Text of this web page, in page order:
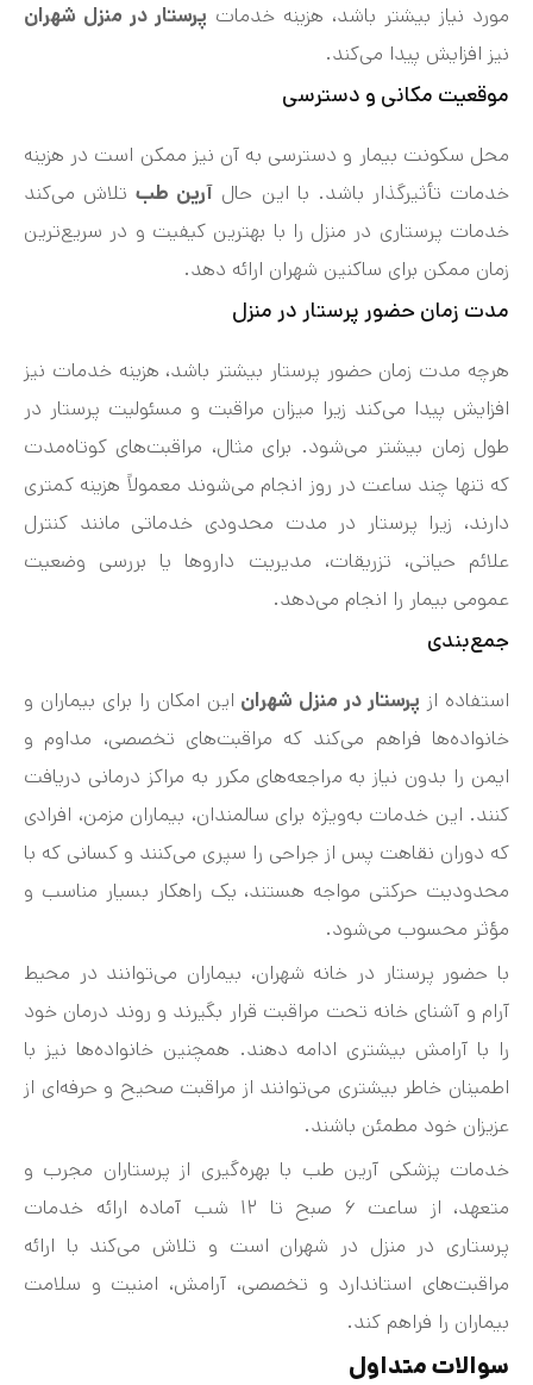
مورد نیاز بیشتر باشد، هزینه خدمات پرستار در منزل شهران
نیز افزایش پیدا می‌کند.
موقعیت مکانی و دسترسی
محل سکونت بیمار و دسترسی به آن نیز ممکن است در هزینه
خدمات تأثیرگذار باشد. با این حال آرین طبتلاش می‌کند
خدمات پرستاری در منزل را با بهترین کیفیت و در سریع‌ترین
زمان ممکن برای ساکنین شهران ارائه دهد.
مدت زمان حضور پرستار در منزل
هرچه مدت زمان حضور پرستار بیشتر باشد، هزینه خدمات نیز
افزایش پیدا می‌کند زیرا میزان مراقبت و مسئولیت پرستار در
طول زمان بیشتر می‌شود. برای مثال، مراقبت‌های کوتاه‌مدت
که تنها چند ساعت در روز انجام می‌شوند معمولاً هزینه کمتری
دارند، زیرا پرستار در مدت محدودی خدماتی مانند کنترل
علائم حیاتی، تزریقات، مدیریت داروها یا بررسی وضعیت
عمومی بیمار را انجام می‌دهد.
جمع‌بندی
استفاده از پرستار در منزل شهران این امکان را برای بیماران و
خانواده‌ها فراهم می‌کند که مراقبت‌های تخصصی، مداوم و
ایمن را بدون نیاز به مراجعه‌های مکرر به مراکز درمانی دریافت
کنند. این خدمات به‌ویژه برای سالمندان، بیماران مزمن، افرادی
که دوران نقاهت پس از جراحی را سپری می‌کنند و کسانی که با
محدودیت حرکتی مواجه هستند، یک راهکار بسیار مناسب و
مؤثر محسوب می‌شود.
با حضور پرستار در خانه شهران، بیماران می‌توانند در محیط
آرام و آشنای خانه تحت مراقبت قرار بگیرند و روند درمان خود
را با آرامش بیشتری ادامه دهند. همچنین خانواده‌ها نیز با
اطمینان خاطر بیشتری می‌توانند از مراقبت صحیح و حرفه‌ای از
عزیزان خود مطمئن باشند.
خدمات پزشکی آرین طب با بهره‌گیری از پرستاران مجرب و
متعهد، از ساعت ۶ صبح تا ۱۲ شب آماده ارائه خدمات
پرستاری در منزل در شهران است و تلاش می‌کند با ارائه
مراقبت‌های استاندارد و تخصصی، آرامش، امنیت و سلامت
بیماران را فراهم کند.
سوالات متداول